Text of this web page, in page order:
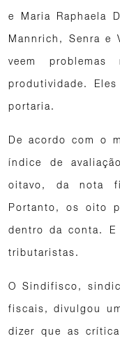
e Maria Raphaela
Mannrich, Senra e
veem
produtividade.
portaria.
De acordo com o
índice de
oitavo, da nota
Portanto, os oito
dentro da conta.
tributaristas.
O Sindifisco,
fiscais, divulgou
dizer que as